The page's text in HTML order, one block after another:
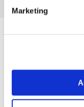
Marketing